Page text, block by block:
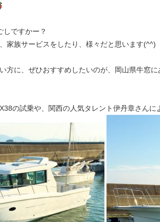
しですかー？
家族サービスをしたり、様々だと思います(^^)
方に、ぜひおすすめしたいのが、岡山県牛窓
の試乗や、関西の人気タレント伊丹章さん